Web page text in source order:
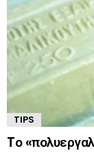
TIPS
Tο